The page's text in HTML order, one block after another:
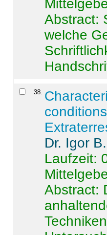
Abstract:
welche
38.
Dr. Igor
Laufzeit:
Abstract: